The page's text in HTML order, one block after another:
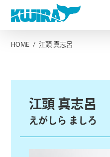
Skip
content
HOME / 江頭 真志呂
江頭 真志呂
えがしら ましろ